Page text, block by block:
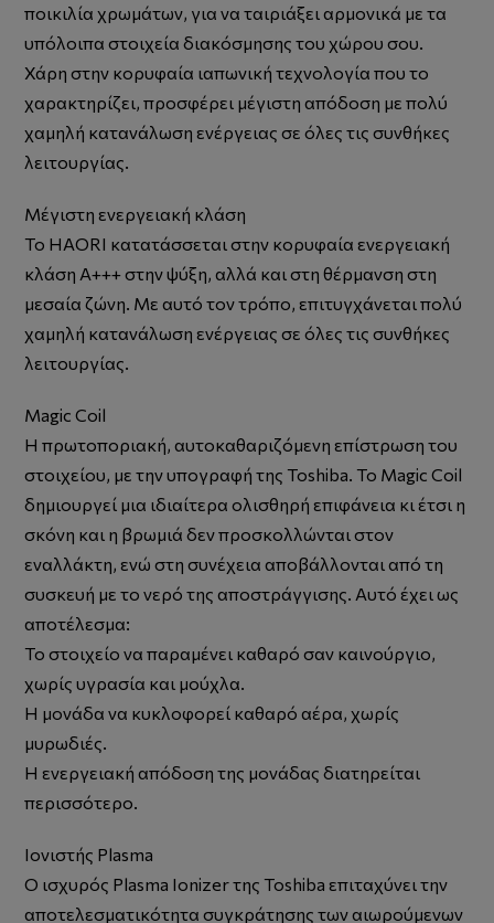
ποικιλία χρωμάτων, για να ταιριάξει αρμονικά με τα
υπόλοιπα στοιχεία διακόσμησης του χώρου σου.
Χάρη στην κορυφαία ιαπωνική τεχνολογία που το
χαρακτηρίζει, προσφέρει μέγιστη απόδοση με πολύ
χαμηλή κατανάλωση ενέργειας σε όλες τις συνθήκες
λειτουργίας.
Μέγιστη ενεργειακή κλάση
Το HAORI κατατάσσεται στην κορυφαία ενεργειακή
κλάση Α+++ στην ψύξη, αλλά και στη θέρμανση στη
μεσαία ζώνη. Με αυτό τον τρόπο, επιτυγχάνεται πολύ
χαμηλή κατανάλωση ενέργειας σε όλες τις συνθήκες
λειτουργίας.
Magic Coil
Η πρωτοποριακή, αυτοκαθαριζόμενη επίστρωση του
στοιχείου, με την υπογραφή της Toshiba. Το Magic Coil
δημιουργεί μια ιδιαίτερα ολισθηρή επιφάνεια κι έτσι η
σκόνη και η βρωμιά δεν προσκολλώνται στον
εναλλάκτη, ενώ στη συνέχεια αποβάλλονται από τη
συσκευή με το νερό της αποστράγγισης. Αυτό έχει ως
αποτέλεσμα:
Το στοιχείο να παραμένει καθαρό σαν καινούργιο,
χωρίς υγρασία και μούχλα.
H μονάδα να κυκλοφορεί καθαρό αέρα, χωρίς
μυρωδιές.
Η ενεργειακή απόδοση της μονάδας διατηρείται
περισσότερο.
Ιονιστής Plasma
Ο ισχυρός Plasma Ionizer της Toshiba επιταχύνει την
αποτελεσματικότητα συγκράτησης των αιωρούμενων